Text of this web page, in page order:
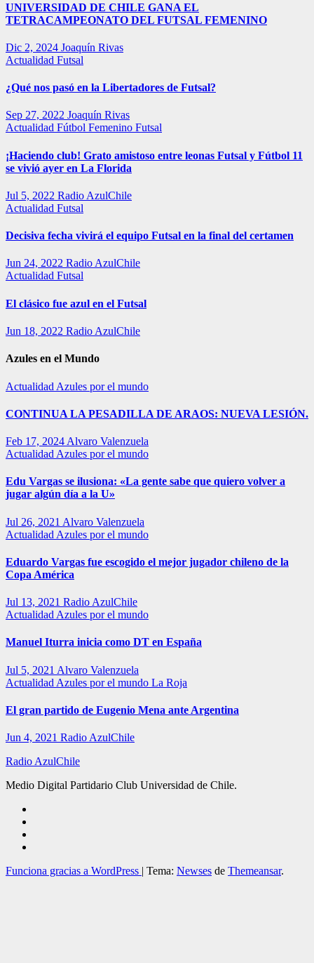
UNIVERSIDAD DE CHILE GANA EL
TETRACAMPEONATO DEL FUTSAL FEMENINO
Dic 2, 2024 Joaquín Rivas
Actualidad Futsal
¿Qué nos pasó en la Libertadores de Futsal?
Sep 27, 2022 Joaquín Rivas
Actualidad Fútbol Femenino Futsal
¡Haciendo club! Grato amistoso entre leonas Futsal y Fútbol 11
se vivió ayer en La Florida
Jul 5, 2022 Radio AzulChile
Actualidad Futsal
Decisiva fecha vivirá el equipo Futsal en la final del certamen
Jun 24, 2022 Radio AzulChile
Actualidad Futsal
El clásico fue azul en el Futsal
Jun 18, 2022 Radio AzulChile
Azules en el Mundo
Actualidad Azules por el mundo
CONTINUA LA PESADILLA DE ARAOS: NUEVA LESIÓN.
Feb 17, 2024 Alvaro Valenzuela
Actualidad Azules por el mundo
Edu Vargas se ilusiona: «La gente sabe que quiero volver a
jugar algún día a la U»
Jul 26, 2021 Alvaro Valenzuela
Actualidad Azules por el mundo
Eduardo Vargas fue escogido el mejor jugador chileno de la
Copa América
Jul 13, 2021 Radio AzulChile
Actualidad Azules por el mundo
Manuel Iturra inicia como DT en España
Jul 5, 2021 Alvaro Valenzuela
Actualidad Azules por el mundo La Roja
El gran partido de Eugenio Mena ante Argentina
Jun 4, 2021 Radio AzulChile
Radio AzulChile
Medio Digital Partidario Club Universidad de Chile.
Funciona gracias a WordPress | Tema: Newses de Themeansar.